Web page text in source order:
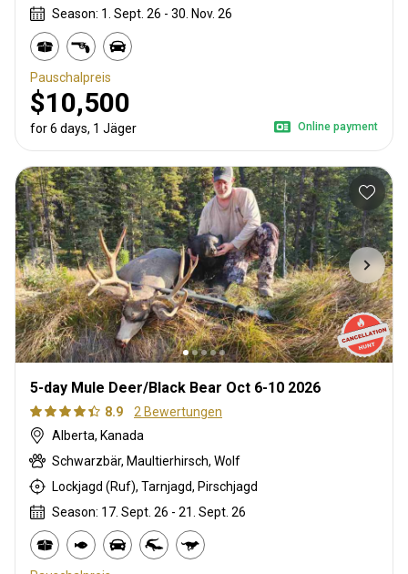
Season: 1. Sept. 26 - 30. Nov. 26
Pauschalpreis
$10,500
for 6 days, 1 Jäger Online payment
5-day Mule Deer/Black Bear Oct 6-10 2026
8.9
2 Bewertungen
Alberta, Kanada
Schwarzbär, Maultierhirsch, Wolf
Lockjagd (Ruf), Tarnjagd, Pirschjagd
Season: 17. Sept. 26 - 21. Sept. 26